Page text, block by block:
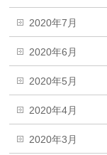
2020年7月
2020年6月
2020年5月
2020年4月
2020年3月